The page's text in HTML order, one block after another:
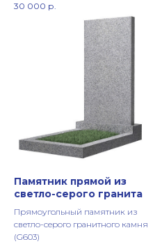
30 000 р.
Памятник прямой из
светло-серого гранита
Прямоугольный памятник из
светло-серого гранитного камня
(G603)